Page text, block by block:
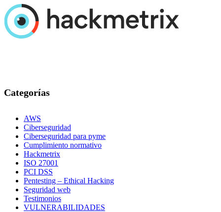
Categorías
AWS
Ciberseguridad
Ciberseguridad para pyme
Cumplimiento normativo
Hackmetrix
ISO 27001
PCI DSS
Pentesting – Ethical Hacking
Seguridad web
Testimonios
VULNERABILIDADES